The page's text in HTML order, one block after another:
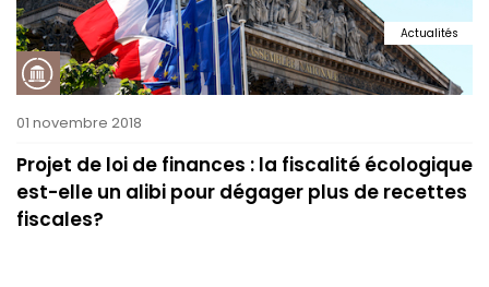
Actualités
01 novembre 2018
Projet de loi de finances : la fiscalité écologique
est-elle un alibi pour dégager plus de recettes
fiscales?